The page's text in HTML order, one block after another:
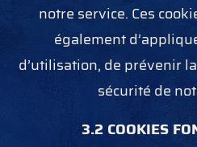
notre service. Ces
également
d’utilisation, de prévenir
sécurité de
3.2 COOKIES